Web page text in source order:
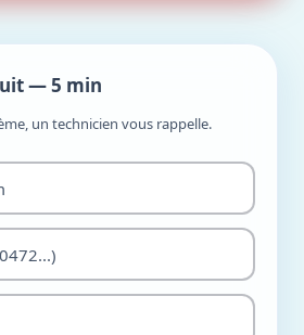
— 5 min
un technicien vous rappelle.